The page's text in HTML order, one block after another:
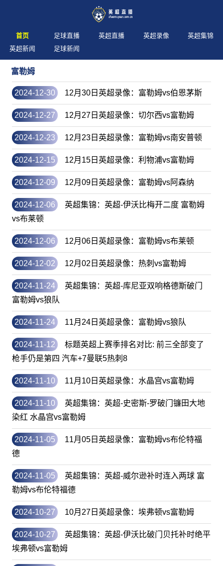
首页 足球直播 英超直播 英超录像
英超集锦
英超新闻
足球新闻
富勒姆
2024-12-30 12月30日英超录像：富勒姆vs伯恩茅斯
2024-12-27 12月27日英超录像：切尔西vs富勒姆
2024-12-23 12月23日英超录像：富勒姆vs南安普顿
2024-12-15 12月15日英超录像：利物浦vs富勒姆
2024-12-09 12月09日英超录像：富勒姆vs阿森纳
2024-12-06
英超集锦：英超-伊沃比梅开二度 富勒姆
vs布莱顿
2024-12-06 12月06日英超录像：富勒姆vs布莱顿
2024-12-02 12月02日英超录像：热刺vs富勒姆
2024-11-24
英超集锦：英超-库尼亚双响格德斯破门
富勒姆vs狼队
2024-11-24 11月24日英超录像：富勒姆vs狼队
2024-11-12
标题英超上赛季排名对比: 前三全部变了
枪手仍是第四 汽车+7曼联5热刺8
2024-11-10 11月10日英超录像：水晶宫vs富勒姆
2024-11-10
英超集锦：英超-史密斯-罗破门镰田大地
染红 水晶宫vs富勒姆
2024-11-05
11月05日英超录像：富勒姆vs布伦特福
德
2024-11-05
英超集锦：英超-威尔逊补时连入两球 富
勒姆vs布伦特福德
2024-10-27 10月27日英超录像：埃弗顿vs富勒姆
2024-10-27
英超集锦：英超-伊沃比破门贝托补时绝平
埃弗顿vs富勒姆